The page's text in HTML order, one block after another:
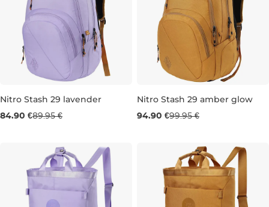
Nitro Stash 29 lavender
84.90 €89.95 €
Nitro Stash 29 amber glow
94.90 €99.95 €